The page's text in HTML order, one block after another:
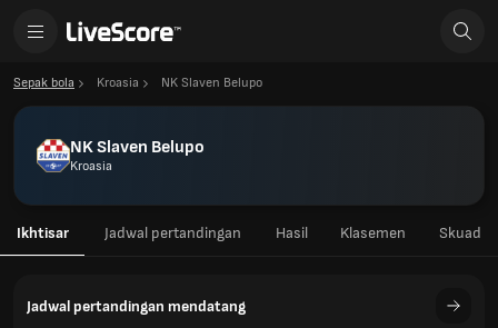
Sepak bola Kroasia NK Slaven Belupo
NK Slaven Belupo
Kroasia
Ikhtisar Jadwal pertandingan Hasil Klasemen Skuad
Jadwal pertandingan mendatang